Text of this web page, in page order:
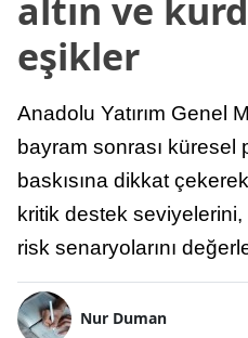
altın ve
eşikler
Anadolu Yatırım Genel
bayram sonrası küresel
baskısına dikkat
kritik destek seviyelerini,
risk senaryolarını
Nur Duman